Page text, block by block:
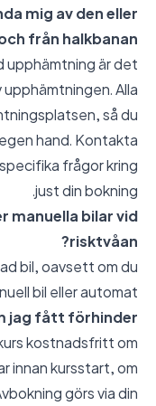
mig av den eller
från halkbanan?
upphämtning är det
Alla
så du
hand. Kontakta
frågor kring
just din bokning.
manuella bilar vid
risktvåan?
bil, oavsett om du
bil eller automat.
jag fått förhinder?
kostnadsfritt om
innan kursstart, om
görs via din